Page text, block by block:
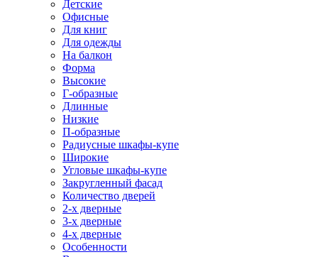
Детские
Офисные
Для книг
Для одежды
На балкон
Форма
Высокие
Г-образные
Длинные
Низкие
П-образные
Радиусные шкафы-купе
Широкие
Угловые шкафы-купе
Закругленный фасад
Количество дверей
2-х дверные
3-х дверные
4-х дверные
Особенности